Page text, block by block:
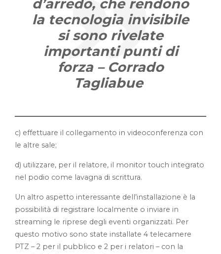
d’arredo, che rendono
la tecnologia invisibile
si sono rivelate
importanti punti di
forza – Corrado
Tagliabue
c) effettuare il collegamento in videoconferenza con
le altre sale;
d) utilizzare, per il relatore, il monitor touch integrato
nel podio come lavagna di scrittura.
Un altro aspetto interessante dell’installazione è la
possibilità di registrare localmente o inviare in
streaming le riprese degli eventi organizzati. Per
questo motivo sono state installate 4 telecamere
PTZ – 2 per il pubblico e 2 per i relatori – con la